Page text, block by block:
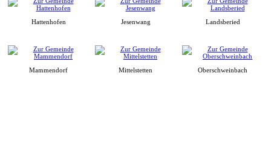
Hattenhofen Jesenwang Landsberied
Mammendorf Mittelstetten Oberschweinbach